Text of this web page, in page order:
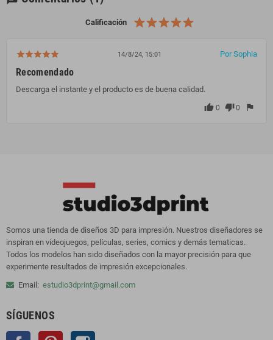
Calificación
14/8/24, 15:01 Por Sophia
Recomendado
Descarga el instante y el producto es de buena calidad.
thumb_up 0 thumb_down0 flag
Somos una tienda de diseños 3D para impresión. Nuestros diseñadores se
inspiran en videojuegos, películas, series, comics y demás tematicas.
Todos los modelos han sido diseñados con la mayor precisión para que
experimente resultados de impresión excepcionales.
Email: estudio3dprint@gmail.com
SÍGUENOS
Facebook Pinterest